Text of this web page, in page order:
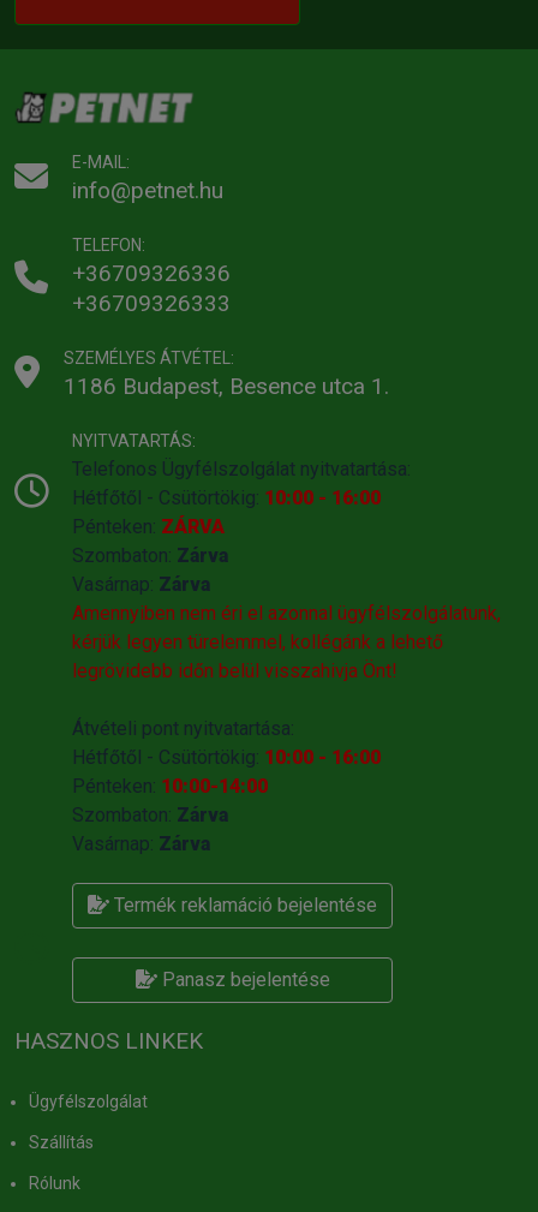
E-MAIL:
info@petnet.hu
TELEFON:
+36709326336
+36709326333
SZEMÉLYES ÁTVÉTEL:
1186 Budapest, Besence utca 1.
NYITVATARTÁS:
Telefonos Ügyfélszolgálat nyitvatartása:
Hétfőtől - Csütörtökig: 10:00 - 16:00
Pénteken: ZÁRVA
Szombaton: Zárva
Vasárnap: Zárva
Amennyiben nem éri el azonnal ügyfélszolgálatunk,
kérjük legyen türelemmel, kollégánk a lehető
legrövidebb időn belül visszahivja Önt!
Átvételi pont nyitvatartása:
Hétfőtől - Csütörtökig: 10:00 - 16:00
Pénteken: 10:00-14:00
Szombaton: Zárva
Vasárnap: Zárva
Termék reklamáció bejelentése
Panasz bejelentése
HASZNOS LINKEK
Ügyfélszolgálat
Szállítás
Rólunk